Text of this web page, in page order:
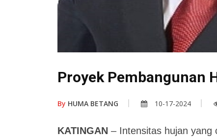
Proyek Pembangunan
By HUMA BETANG 10-17-2024
KATINGAN – Intensitas hujan yang